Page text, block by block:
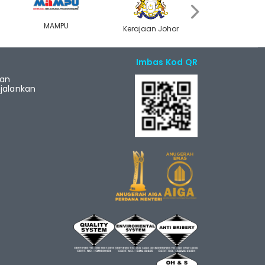
MAMPU Kerajaan Johor
Imbas Kod QR